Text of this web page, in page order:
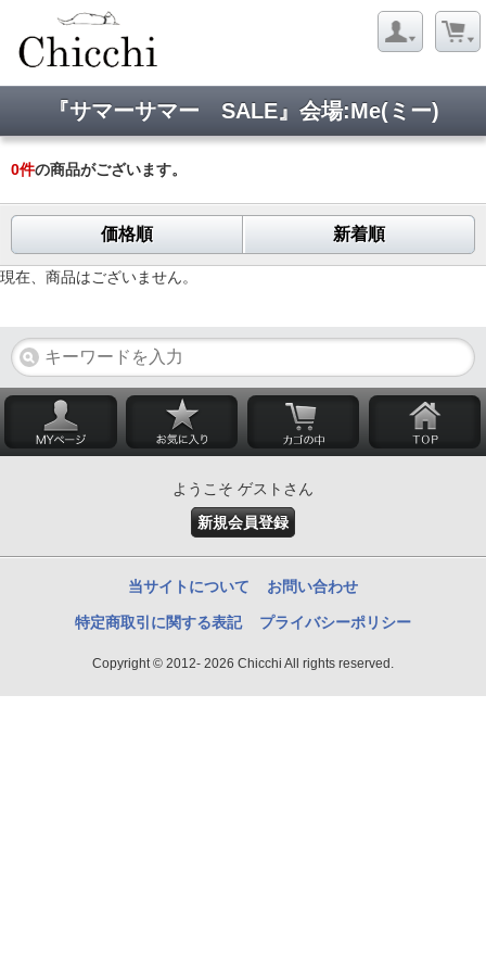
『サマーサマー SALE』会場:Me(ミー)
0件の商品がございます。
価格順 新着順
現在、商品はございません。
ようこそ ゲストさん
新規会員登録
当サイトについて お問い合わせ
特定商取引に関する表記 プライバシーポリシー
Copyright © 2012- 2026 Chicchi All rights reserved.